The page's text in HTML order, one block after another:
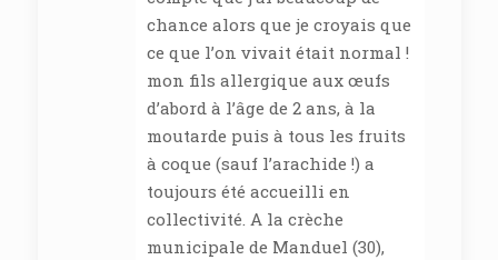
chance alors que je croyais que
ce que l’on vivait était normal !
mon fils allergique aux œufs
d’abord à l’âge de 2 ans, à la
moutarde puis à tous les fruits
à coque (sauf l’arachide !) a
toujours été accueilli en
collectivité. A la crèche
municipale de Manduel (30),